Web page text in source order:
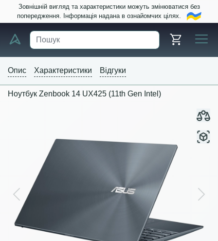
Зовнішній вигляд та характеристики можуть змінюватися без
попередження. Інформація надана в ознайомчих цілях.
Опис Характеристики Відгуки
Ноутбук Zenbook 14 UX425 (11th Gen Intel)
Previous Next